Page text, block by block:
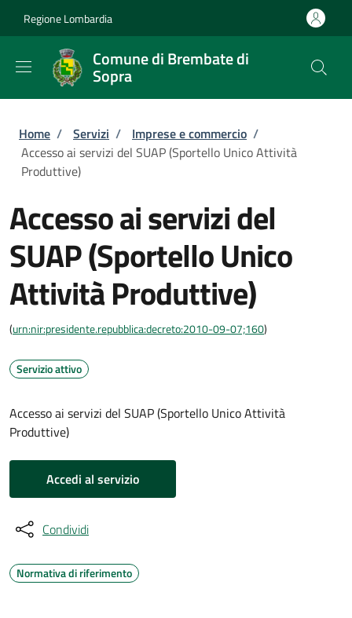
Regione Lombardia
Comune di Brembate di
Sopra
Briciole di pane
Home / Servizi / Imprese e commercio /
Accesso ai servizi del SUAP (Sportello Unico Attività
Produttive)
Accesso ai servizi del
SUAP (Sportello Unico
Attività Produttive)
(urn:nir:presidente.repubblica:decreto:2010-09-07;160)
Servizio attivo
Accesso ai servizi del SUAP (Sportello Unico Attività
Produttive)
Accedi al servizio
Condividi
Normativa di riferimento